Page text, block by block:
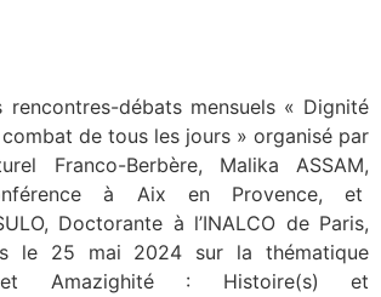
rencontres-débats mensuels « Dignité
combat de tous les jours » organisé par
Franco-Berbère, Malika ASSAM,
à Aix en Provence, et
Doctorante à l’INALCO de Paris,
le 25 mai 2024 sur la thématique
Amazighité : Histoire(s) et